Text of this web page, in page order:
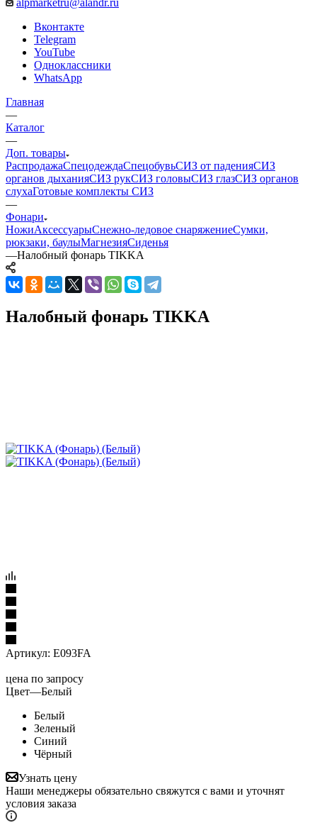
alpmarketru@alandr.ru
Вконтакте
Telegram
YouTube
Одноклассники
WhatsApp
Главная
—
Каталог
—
Доп. товары
РаспродажаСпецодеждаСпецобувьСИЗ от паденияСИЗ
органов дыханияСИЗ рукСИЗ головыСИЗ глазСИЗ органов
слухаГотовые комплекты СИЗ
—
Фонари
НожиАксессуарыСнежно-ледовое снаряжениеСумки,
рюкзаки, баулыМагнезияСиденья
—Налобный фонарь TIKKA
Налобный фонарь TIKKA
Артикул: E093FA
цена по запросу
Цвет—Белый
Белый
Зеленый
Синий
Чёрный
Узнать цену
Наши менеджеры обязательно свяжутся с вами и уточнят
условия заказа